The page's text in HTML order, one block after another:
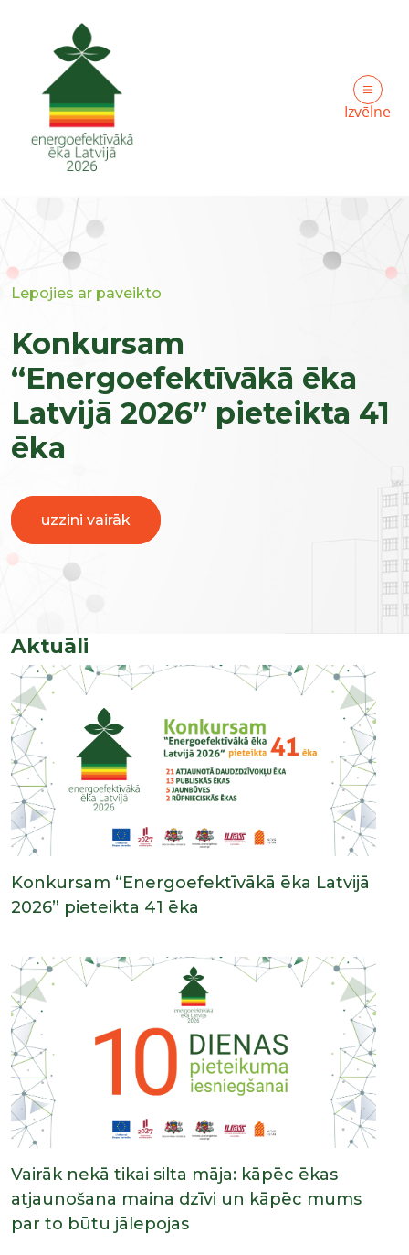
Izvēlne
Lepojies ar paveikto
Konkursam
“Energoefektīvākā ēka
Latvijā 2026” pieteikta 41
ēka
uzzini vairāk
Aktuāli
Konkursam “Energoefektīvākā ēka Latvijā
2026” pieteikta 41 ēka
Vairāk nekā tikai silta māja: kāpēc ēkas
atjaunošana maina dzīvi un kāpēc mums
par to būtu jālepojas